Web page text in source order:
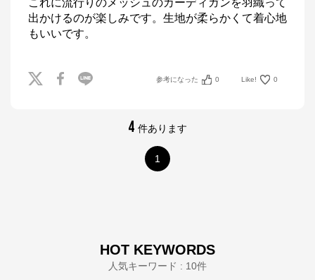
これに流行りのメッシュのカーディガンを羽織って
出かけるのが楽しみです。生地が柔らかくて着心地
もいいです。
参考になった 0 Like! 0
4 件あります
1
HOT KEYWORDS
人気キーワード : 10件